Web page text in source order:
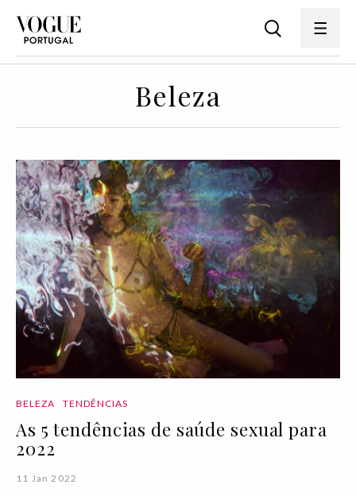
Beleza
BELEZA TENDÊNCIAS
As 5 tendências de saúde sexual para
2022
11 Jan 2022